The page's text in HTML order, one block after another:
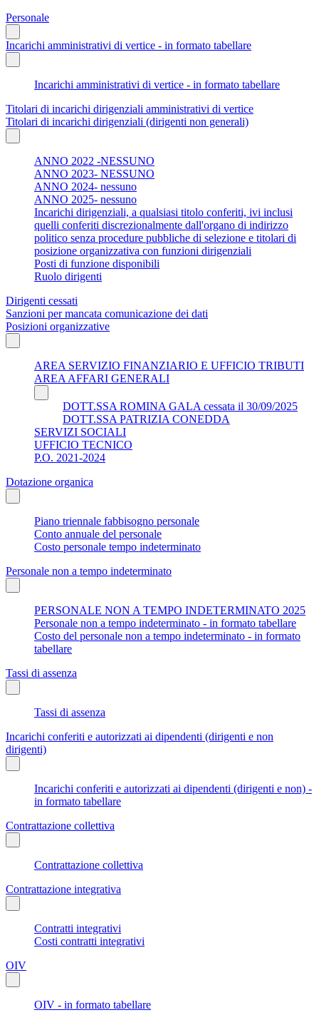
Personale
Incarichi amministrativi di vertice - in formato tabellare
Incarichi amministrativi di vertice - in formato tabellare
Titolari di incarichi dirigenziali amministrativi di vertice
Titolari di incarichi dirigenziali (dirigenti non generali)
ANNO 2022 -NESSUNO
ANNO 2023- NESSUNO
ANNO 2024- nessuno
ANNO 2025- nessuno
Incarichi dirigenziali, a qualsiasi titolo conferiti, ivi inclusi
quelli conferiti discrezionalmente dall'organo di indirizzo
politico senza procedure pubbliche di selezione e titolari di
posizione organizzativa con funzioni dirigenziali
Posti di funzione disponibili
Ruolo dirigenti
Dirigenti cessati
Sanzioni per mancata comunicazione dei dati
Posizioni organizzative
AREA SERVIZIO FINANZIARIO E UFFICIO TRIBUTI
AREA AFFARI GENERALI
DOTT.SSA ROMINA GALA cessata il 30/09/2025
DOTT.SSA PATRIZIA CONEDDA
SERVIZI SOCIALI
UFFICIO TECNICO
P.O. 2021-2024
Dotazione organica
Piano triennale fabbisogno personale
Conto annuale del personale
Costo personale tempo indeterminato
Personale non a tempo indeterminato
PERSONALE NON A TEMPO INDETERMINATO 2025
Personale non a tempo indeterminato - in formato tabellare
Costo del personale non a tempo indeterminato - in formato
tabellare
Tassi di assenza
Tassi di assenza
Incarichi conferiti e autorizzati ai dipendenti (dirigenti e non
dirigenti)
Incarichi conferiti e autorizzati ai dipendenti (dirigenti e non) -
in formato tabellare
Contrattazione collettiva
Contrattazione collettiva
Contrattazione integrativa
Contratti integrativi
Costi contratti integrativi
OIV
OIV - in formato tabellare